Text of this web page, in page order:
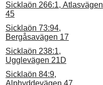
Sicklaön 266:1, Atlasvägen
45
Sicklaön 73:94,
Bergåsavägen 17
Sicklaön 238:1,
Ugglevägen 21D
Sicklaön 84:9,